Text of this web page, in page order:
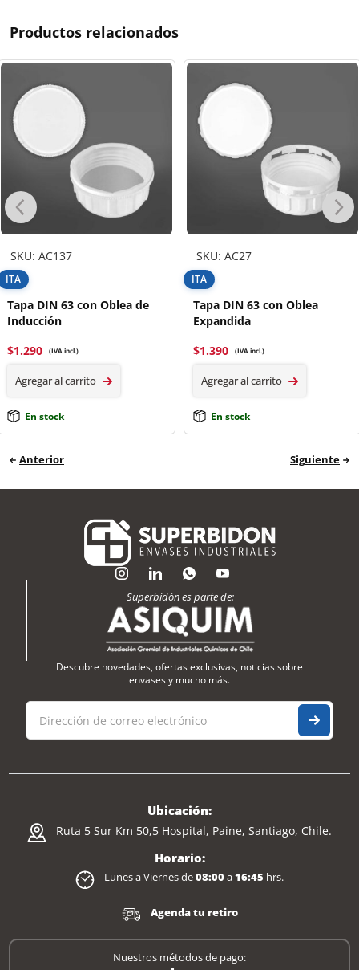
Productos relacionados
SKU: AC137
ITA
Tapa DIN 63 con Oblea de
Inducción
$1.290 (IVA incl.)
Agregar al carrito
En stock
SKU: AC27
ITA
Tapa DIN 63 con Oblea
Expandida
$1.390 (IVA incl.)
Agregar al carrito
En stock
Anterior Siguiente
Superbidón es parte de:
Descubre novedades, ofertas exclusivas, noticias sobre
envases y mucho más.
Ubicación:
Ruta 5 Sur Km 50,5 Hospital, Paine, Santiago, Chile.
Horario:
Lunes a Viernes de08:00a16:45 hrs.
Agenda tu retiro
Nuestros métodos de pago: